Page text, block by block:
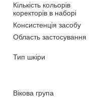
Кількість кольорів
коректорів в наборі
Консистенція засобу
Область застосування
Тип шкіри
Вікова група